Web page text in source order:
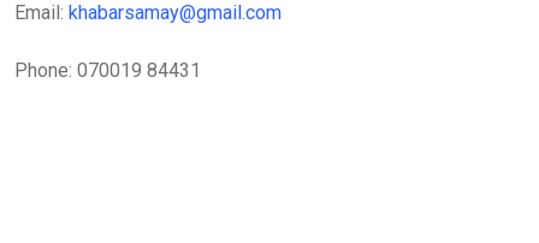
Email: khabarsamay@gmail.com
Phone: 070019 84431